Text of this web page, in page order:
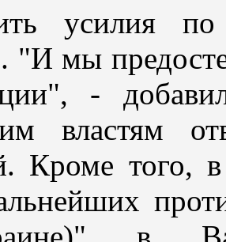
усилия
"И мы
-
властям
Кроме того,